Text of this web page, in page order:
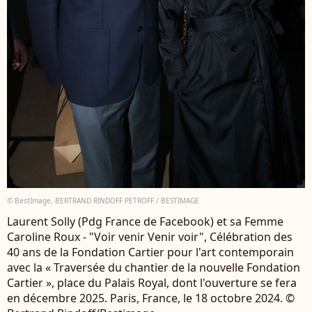
© BestImage, BERTRAND RINDOFF PETROFF / BESTIMAGE
Laurent Solly (Pdg France de Facebook) et sa Femme
Caroline Roux - "Voir venir Venir voir", Célébration des
40 ans de la Fondation Cartier pour l'art contemporain
avec la « Traversée du chantier de la nouvelle Fondation
Cartier », place du Palais Royal, dont l'ouverture se fera
en décembre 2025. Paris, France, le 18 octobre 2024. ©